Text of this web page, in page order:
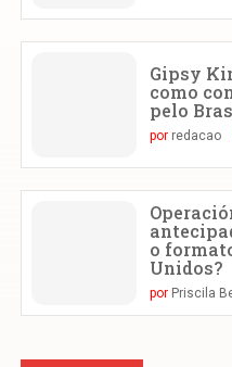
Gipsy
como
pelo
por redacao
o
Unidos?
por Priscila